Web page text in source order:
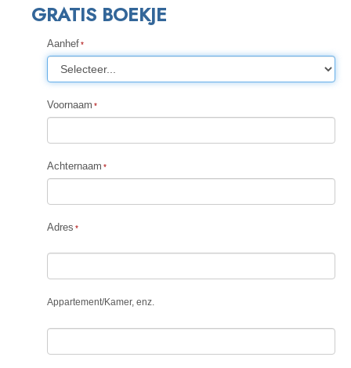
GRATIS BOEKJE
Aanhef
Voornaam
Achternaam
Adres
Appartement/Kamer, enz.